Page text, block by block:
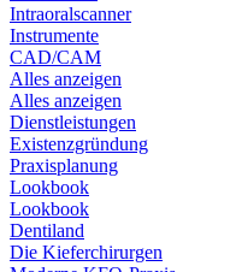
Intraoralscanner
Instrumente
CAD/CAM
Alles anzeigen
Alles anzeigen
Dienstleistungen
Existenzgründung
Praxisplanung
Lookbook
Lookbook
Dentiland
Die Kieferchirurgen